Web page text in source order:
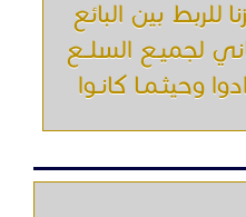
للربط بين البائع
لجميـع السلــع
وحيثـمـا كانـوا